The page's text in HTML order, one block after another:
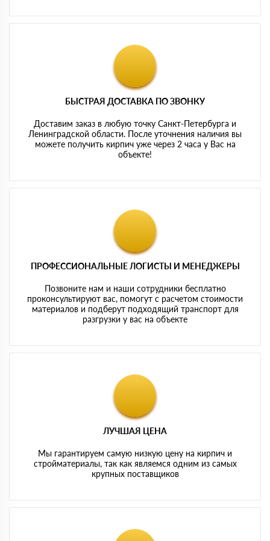
БЫСТРАЯ ДОСТАВКА ПО ЗВОНКУ
Доставим заказ в любую точку Санкт-Петербурга и
Ленинградской области. После уточнения наличия вы
можете получить кирпич уже через 2 часа у Вас на
объекте!
ПРОФЕССИОНАЛЬНЫЕ ЛОГИСТЫ И МЕНЕДЖЕРЫ
Позвоните нам и наши сотрудники бесплатно
проконсультируют вас, помогут с расчетом стоимости
материалов и подберут подходящий транспорт для
разгрузки у вас на объекте
ЛУЧШАЯ ЦЕНА
Мы гарантируем самую низкую цену на кирпич и
стройматериалы, так как являемся одним из самых
крупных поставщиков